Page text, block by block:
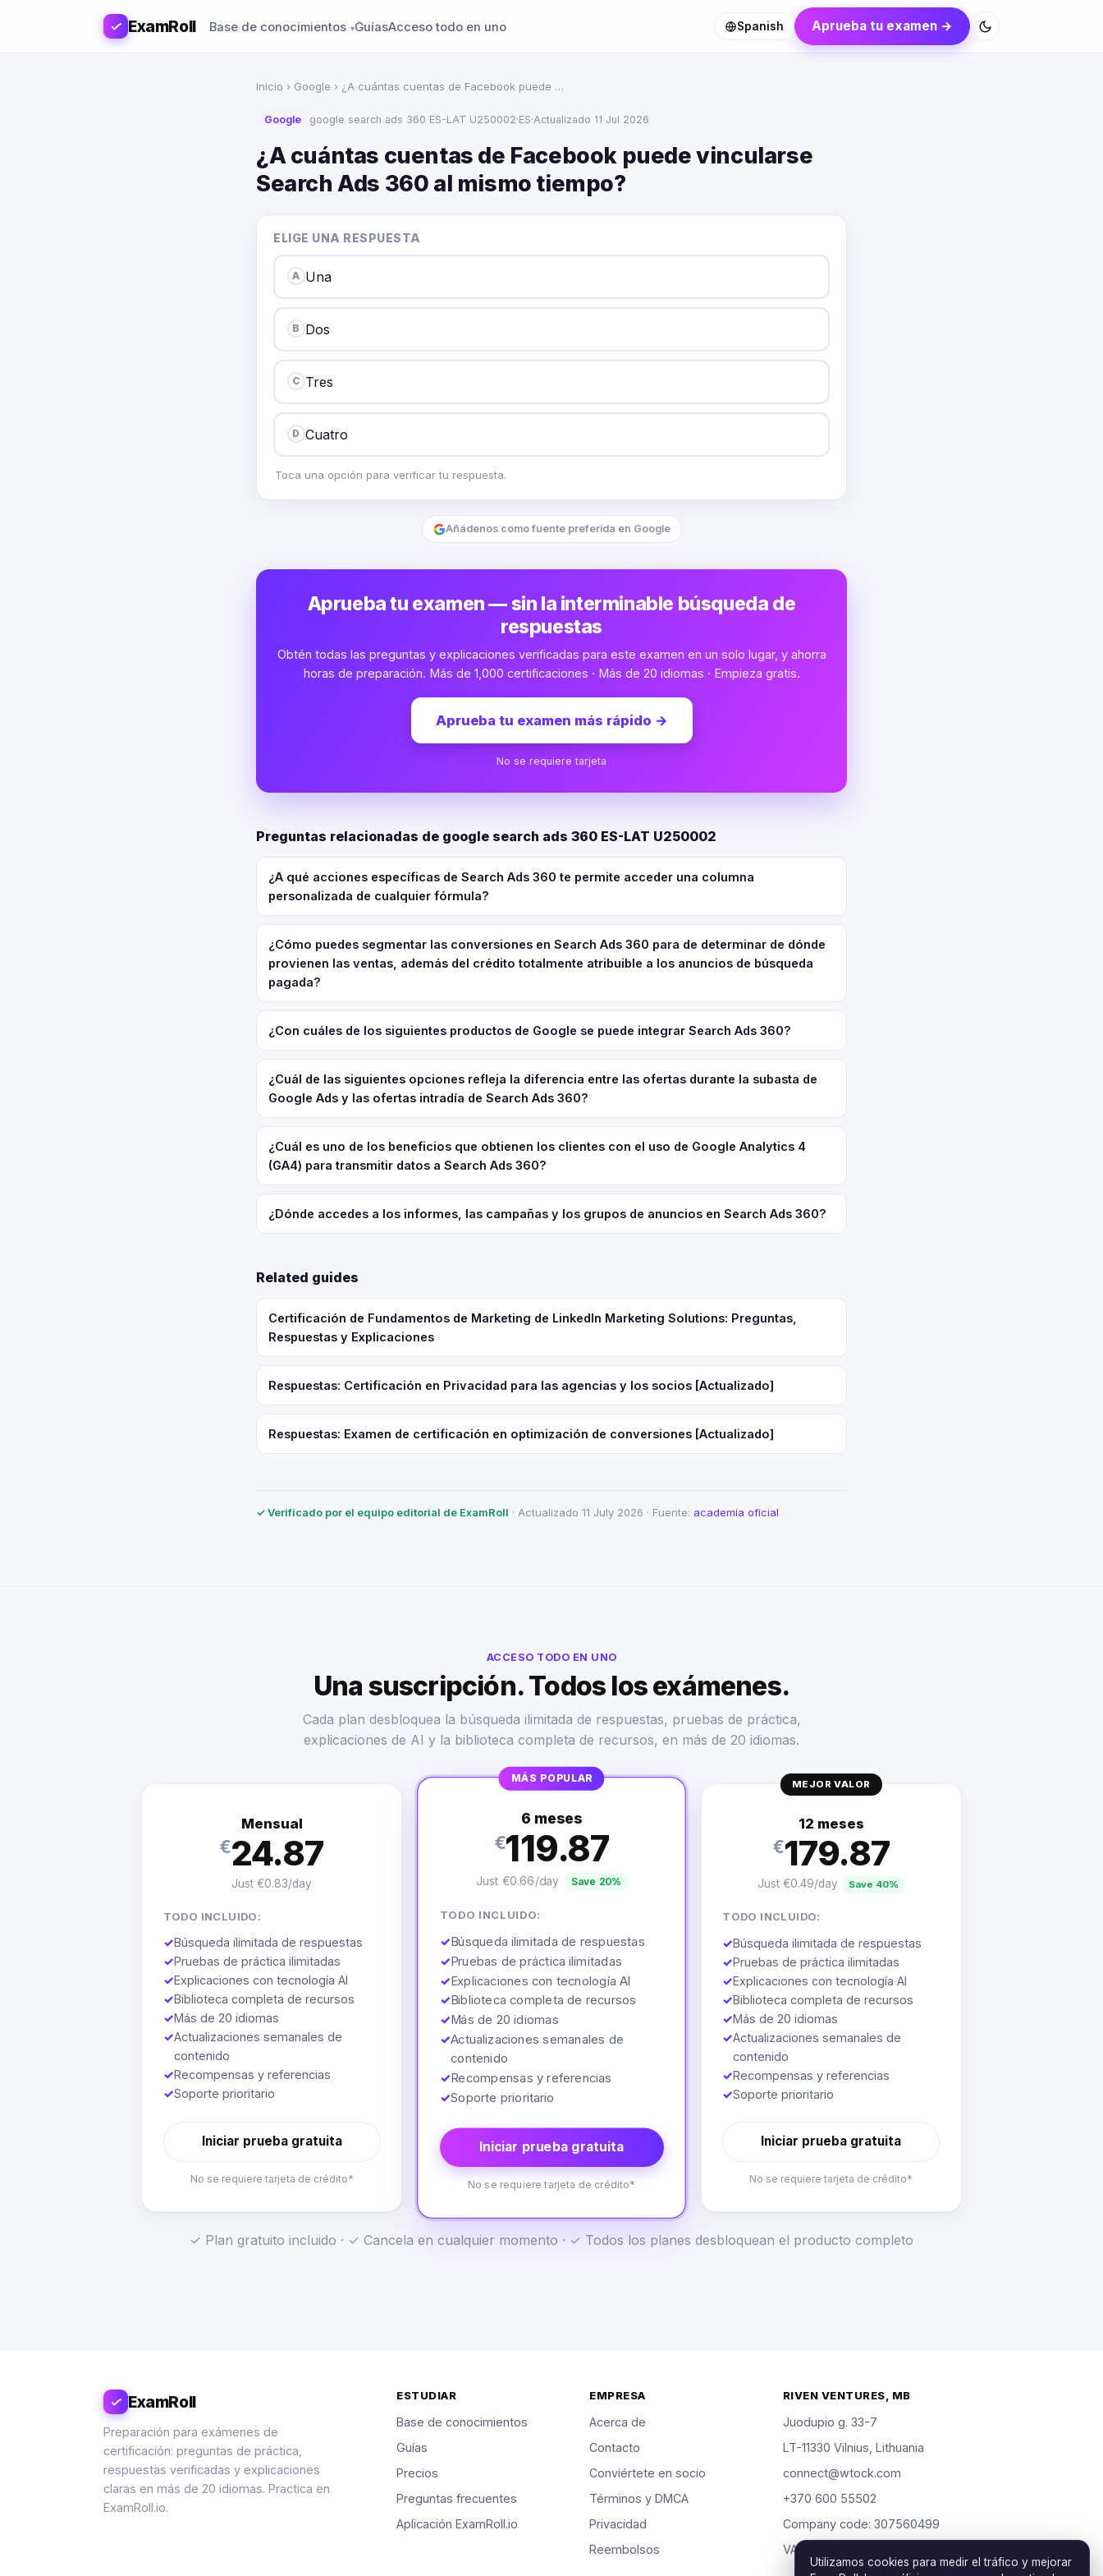
ExamRoll Base de conocimientos GuíasAcceso todo en uno Spanish Aprueba tu examen →
Inicio › Google › ¿A cuántas cuentas de Facebook puede …
Google google search ads 360 ES-LAT U250002·ES·Actualizado 11 Jul 2026
¿A cuántas cuentas de Facebook puede vincularse
Search Ads 360 al mismo tiempo?
ELIGE UNA RESPUESTA
A Una
B Dos
C Tres
D Cuatro
Toca una opción para verificar tu respuesta.
Añádenos como fuente preferida en Google
Aprueba tu examen — sin la interminable búsqueda de
respuestas
Obtén todas las preguntas y explicaciones verificadas para este examen en un solo lugar, y ahorra
horas de preparación. Más de 1,000 certificaciones · Más de 20 idiomas · Empieza gratis.
Aprueba tu examen más rápido →
No se requiere tarjeta
Preguntas relacionadas de google search ads 360 ES-LAT U250002
¿A qué acciones específicas de Search Ads 360 te permite acceder una columna
personalizada de cualquier fórmula?
¿Cómo puedes segmentar las conversiones en Search Ads 360 para de determinar de dónde
provienen las ventas, además del crédito totalmente atribuible a los anuncios de búsqueda
pagada?
¿Con cuáles de los siguientes productos de Google se puede integrar Search Ads 360?
¿Cuál de las siguientes opciones refleja la diferencia entre las ofertas durante la subasta de
Google Ads y las ofertas intradía de Search Ads 360?
¿Cuál es uno de los beneficios que obtienen los clientes con el uso de Google Analytics 4
(GA4) para transmitir datos a Search Ads 360?
¿Dónde accedes a los informes, las campañas y los grupos de anuncios en Search Ads 360?
Related guides
Certificación de Fundamentos de Marketing de LinkedIn Marketing Solutions: Preguntas,
Respuestas y Explicaciones
Respuestas: Certificación en Privacidad para las agencias y los socios [Actualizado]
Respuestas: Examen de certificación en optimización de conversiones [Actualizado]
✓ Verificado por el equipo editorial de ExamRoll · Actualizado 11 July 2026 · Fuente: academia oficial
ACCESO TODO EN UNO
Una suscripción. Todos los exámenes.
Cada plan desbloquea la búsqueda ilimitada de respuestas, pruebas de práctica,
explicaciones de AI y la biblioteca completa de recursos, en más de 20 idiomas.
Mensual
€24.87
Just €0.83/day
TODO INCLUIDO:
✓Búsqueda ilimitada de respuestas
✓Pruebas de práctica ilimitadas
✓Explicaciones con tecnología AI
✓Biblioteca completa de recursos
✓Más de 20 idiomas
✓Actualizaciones semanales de
contenido
✓Recompensas y referencias
✓Soporte prioritario
Iniciar prueba gratuita
No se requiere tarjeta de crédito*
MÁS POPULAR
6 meses
€119.87
Just €0.66/day Save 20%
TODO INCLUIDO:
✓Búsqueda ilimitada de respuestas
✓Pruebas de práctica ilimitadas
✓Explicaciones con tecnología AI
✓Biblioteca completa de recursos
✓Más de 20 idiomas
✓Actualizaciones semanales de
contenido
✓Recompensas y referencias
✓Soporte prioritario
Iniciar prueba gratuita
No se requiere tarjeta de crédito*
MEJOR VALOR
12 meses
€179.87
Just €0.49/day Save 40%
TODO INCLUIDO:
✓Búsqueda ilimitada de respuestas
✓Pruebas de práctica ilimitadas
✓Explicaciones con tecnología AI
✓Biblioteca completa de recursos
✓Más de 20 idiomas
✓Actualizaciones semanales de
contenido
✓Recompensas y referencias
✓Soporte prioritario
Iniciar prueba gratuita
No se requiere tarjeta de crédito*
✓ Plan gratuito incluido · ✓ Cancela en cualquier momento · ✓ Todos los planes desbloquean el producto completo
ExamRoll
Preparación para exámenes de
certificación: preguntas de práctica,
respuestas verificadas y explicaciones
claras en más de 20 idiomas. Practica en
ExamRoll.io.
ESTUDIAR
Base de conocimientos
Guías
Precios
Preguntas frecuentes
Aplicación ExamRoll.io
EMPRESA
Acerca de
Contacto
Conviértete en socio
Términos y DMCA
Privacidad
Reembolsos
RIVEN VENTURES, MB
Juodupio g. 33-7
LT-11330 Vilnius, Lithuania
connect@wtock.com
+370 600 55502
Company code: 307560499
VAT: LT100019904318
Utilizamos cookies para medir el tráfico y mejorar